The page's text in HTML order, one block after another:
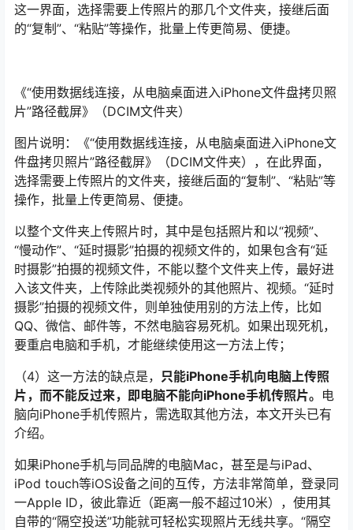
这一界面，选择需要上传照片的那几个文件夹，接继后面
的“复制”、“粘贴”等操作，批量上传更简易、便捷。
《“使用数据线连接，从电脑桌面进入iPhone文件盘拷贝照
片”路径截屏》（DCIM文件夹）
图片说明：《“使用数据线连接，从电脑桌面进入iPhone文
件盘拷贝照片”路径截屏》（DCIM文件夹），在此界面，
选择需要上传照片的文件夹，接继后面的“复制”、“粘贴”等
操作，批量上传更简易、便捷。
以整个文件夹上传照片时，其中是包括照片和以“视频”、
“慢动作”、“延时摄影”拍摄的视频文件的，如果包含有“延
时摄影”拍摄的视频文件，不能以整个文件夹上传，最好进
入该文件夹，上传除此类视频外的其他照片、视频。“延时
摄影”拍摄的视频文件，则单独使用别的方法上传，比如
QQ、微信、邮件等，不然电脑容易死机。如果出现死机，
要重启电脑和手机，才能继续使用这一方法上传；
（4）这一方法的缺点是， 只能iPhone手机向电脑上传照
片，而不能反过来，即电脑不能向iPhone手机传照片。 电
脑向iPhone手机传照片，需选取其他方法，本文开头已有
介绍。
如果iPhone手机与同品牌的电脑Mac，甚至是与iPad、
iPod touch等iOS设备之间的互传，方法非常简单，登录同
一Apple ID，彼此靠近（距离一般不超过10米），使用其
自带的“隔空投送”功能就可轻松实现照片无线共享。“隔空